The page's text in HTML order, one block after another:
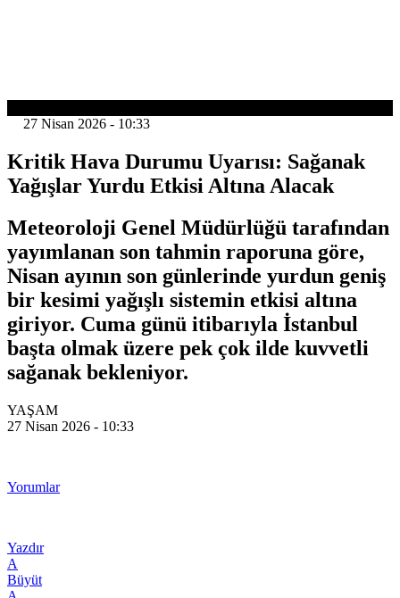
27 Nisan 2026 - 10:33
Kritik Hava Durumu Uyarısı: Sağanak
Yağışlar Yurdu Etkisi Altına Alacak
Meteoroloji Genel Müdürlüğü tarafından
yayımlanan son tahmin raporuna göre,
Nisan ayının son günlerinde yurdun geniş
bir kesimi yağışlı sistemin etkisi altına
giriyor. Cuma günü itibarıyla İstanbul
başta olmak üzere pek çok ilde kuvvetli
sağanak bekleniyor.
YAŞAM
27 Nisan 2026 - 10:33
Yorumlar
Yazdır
A
Büyüt